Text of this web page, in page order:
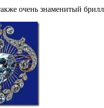
очень знаменитый